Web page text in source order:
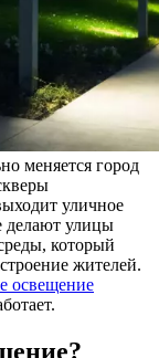
меняется город
уличное
делают улицы
который
жителей.
освещение